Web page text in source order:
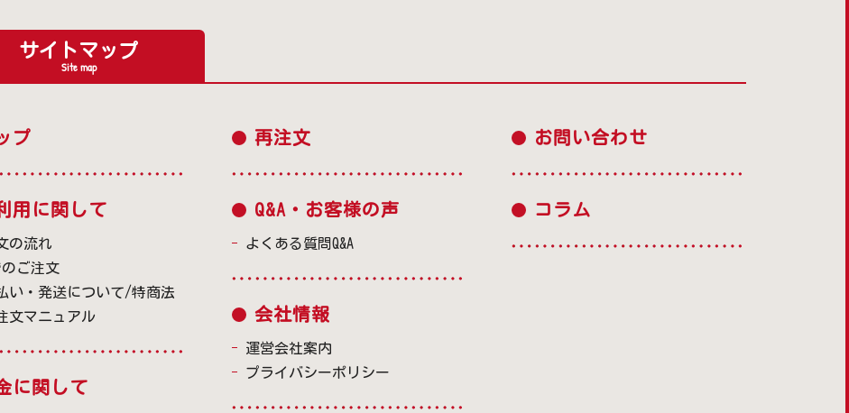
サイトマップ
Site map
プ
用に関して
の流れ
のご注文
い・発送について/特商法
文マニュアル
に関して
再注文
Q&A・お客様の声
よくある質問Q&A
会社情報
運営会社案内
プライバシーポリシー
お問い合わせ
コラム